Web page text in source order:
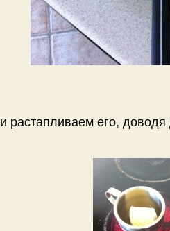
и растапливаем его, доводя